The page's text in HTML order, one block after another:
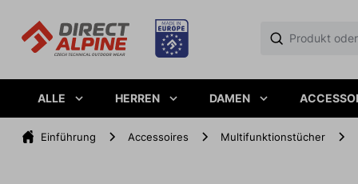
ALLE HERREN DAMEN
Einführung Accessoires Multifunktionstücher